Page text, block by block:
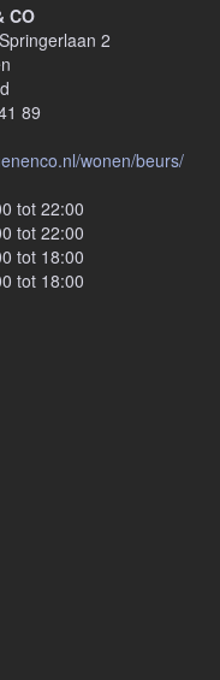
CO
2
89
wonen/beurs/
tot 22:00
tot 22:00
tot 18:00
tot 18:00